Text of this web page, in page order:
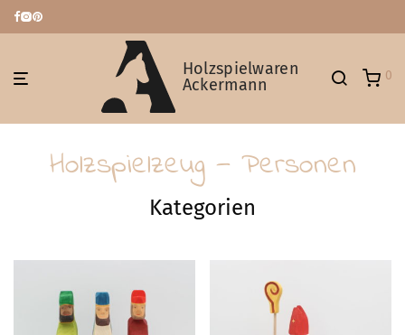
Holzspielwaren
Ackermann
0
Holzspielzeug — Personen
Kategorien